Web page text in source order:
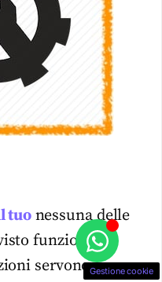
tuonessuna delle
funzionerà,
servono aGestione cookie